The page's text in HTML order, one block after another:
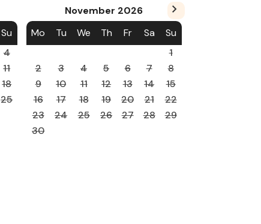
Su
4
11
18
25
November 2026
Mo
Tu We Th Fr Sa
Su
1
2
3 4 5 6 7
8
9
10 11 12 13 14
15
16
17 18 19 20 21
22
23
24 25 26 27 28
29
30